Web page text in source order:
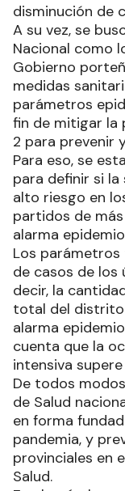
disminución de
A su vez, se
Nacional como
Gobierno
medidas
parámetros
fin de mitigar la
2 para prevenir
Para eso, se
para definir si
alto riesgo en
partidos de
alarma
Los
de casos de los
decir, la
total del
alarma
cuenta que la
intensiva
De todos
de Salud
en forma
pandemia, y
provinciales en
Salud.